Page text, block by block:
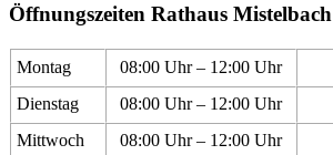
Öffnungszeiten Rathaus Mistelbach
Montag 08:00 Uhr – 12:00 Uhr
Dienstag
08:00 Uhr – 12:00 Uhr
Mittwoch
08:00 Uhr – 12:00 Uhr